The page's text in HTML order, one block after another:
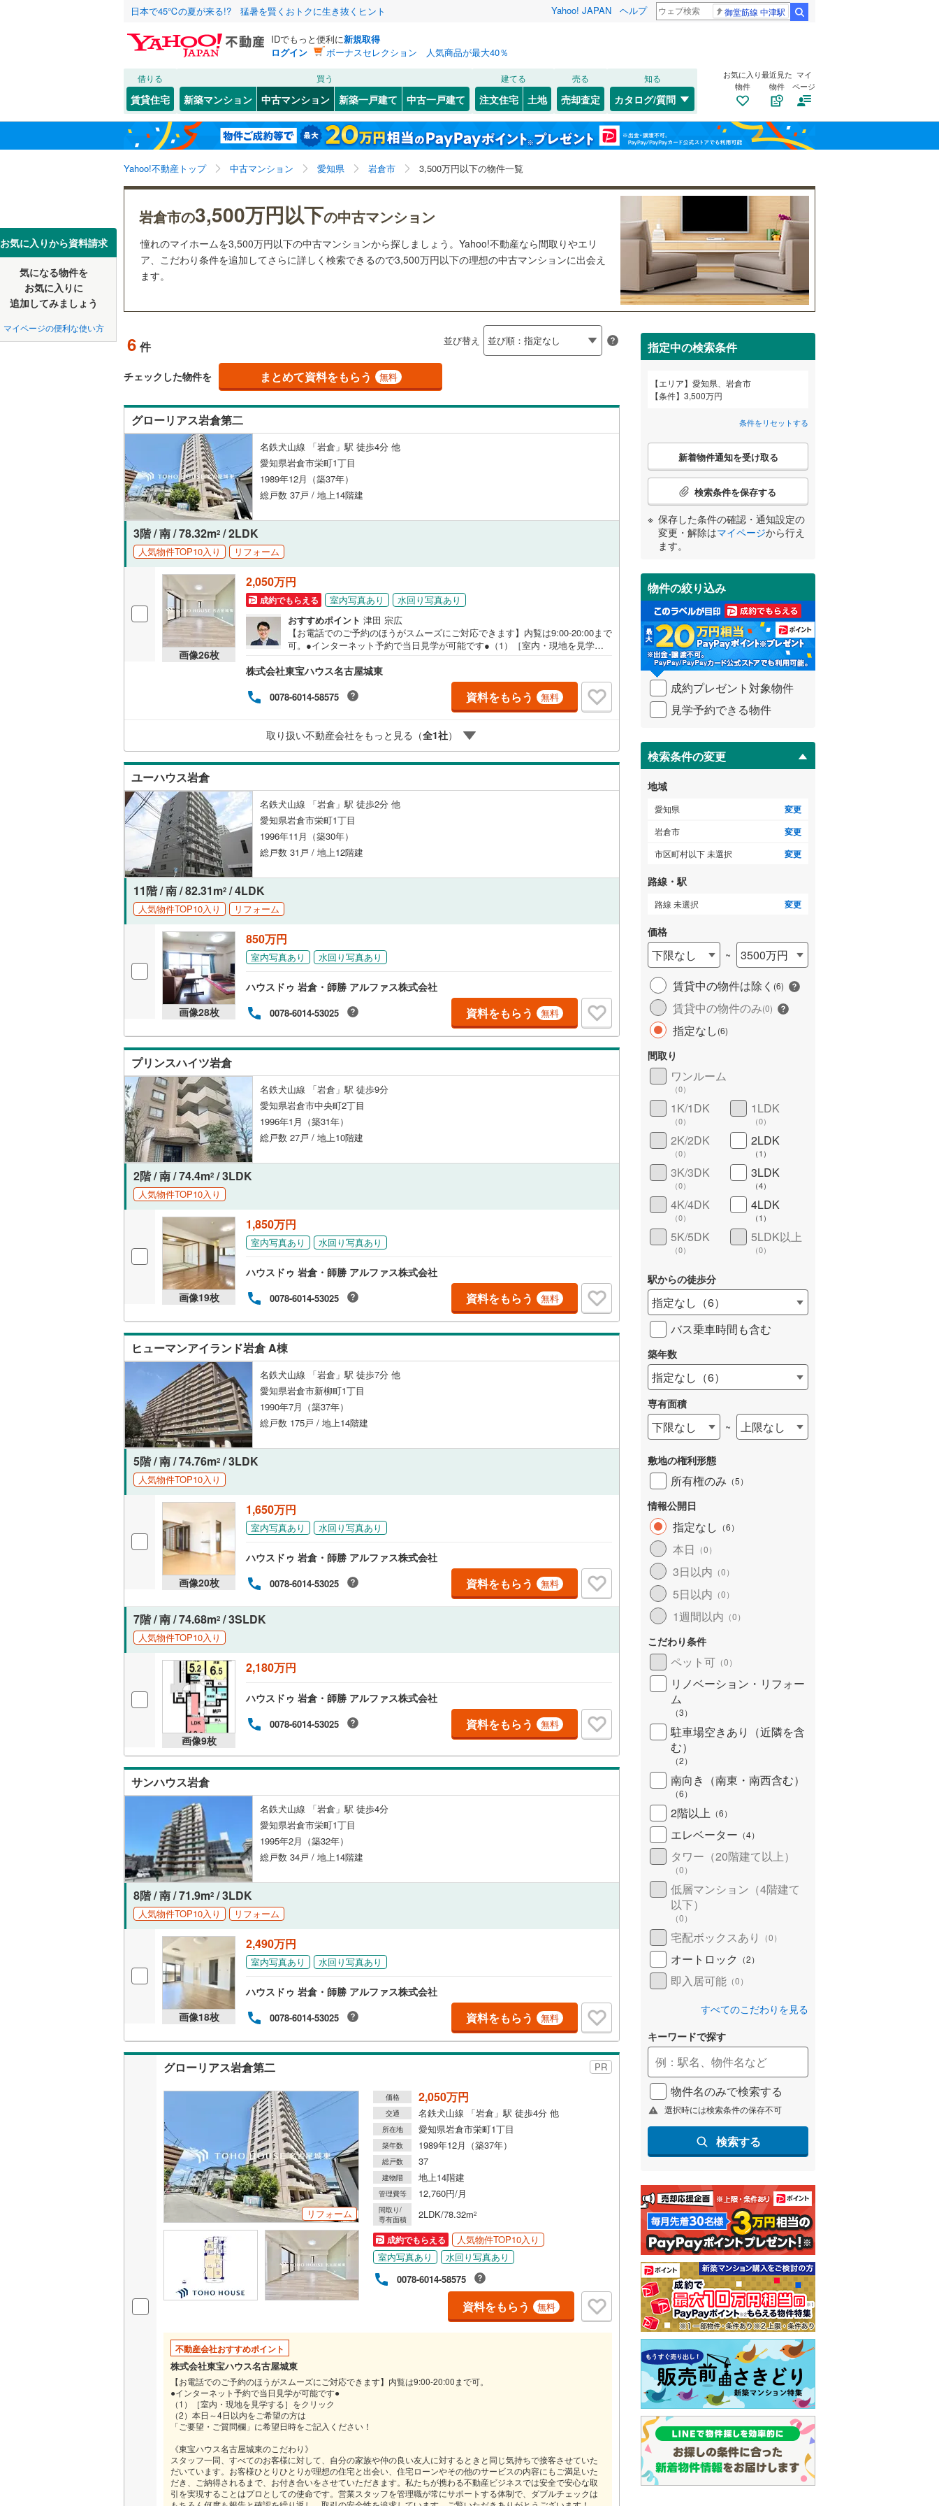
日本で45℃の夏が来る!? 猛暑を賢くおトクに生き抜くヒント Yahoo! JAPAN ヘルプ 御堂筋線 中津駅
IDでもっと便利に新規取得
ログイン
ボーナスセレクション 人気商品が最大40％
借りる
賃貸住宅
買う
新築マンション 中古マンション 新築一戸建て 中古一戸建て
建てる
注文住宅 土地
売る
売却査定
知る
カタログ/質問
お気に入り
物件
最近見た
物件
マイ
ページ
Yahoo!不動産トップ 中古マンション 愛知県 岩倉市 3,500万円以下の物件一覧
お気に入りから資料請求
気になる物件を
お気に入りに
追加してみましょう
マイページの便利な使い方
岩倉市の3,500万円以下の中古マンション
憧れのマイホームを3,500万円以下の中古マンションから探しましょう。Yahoo!不動産なら間取りやエリ
ア、こだわり条件を追加してさらに詳しく検索できるので3,500万円以下の理想の中古マンションに出会え
ます。
6 件 並び替え
チェックした物件を まとめて資料をもらう 無料
グローリアス岩倉第二
名鉄犬山線 「岩倉」駅 徒歩4分 他
愛知県岩倉市栄町1丁目
1989年12月（築37年）
総戸数 37戸 / 地上14階建
3階 / 南 / 78.32m2 / 2LDK
人気物件TOP10入り リフォーム
画像26枚
2,050万円
成約でもらえる 室内写真あり
水回り写真あり
おすすめポイント 津田 宗広
【お電話でのご予約のほうがスムーズにご対応できます】内覧は9:00-20:00まで
可。●インターネット予約で当日見学が可能です●（1）［室内・現地を見学す
望日時をご記入ください！《東宝ハウス名古屋城東のこだわり》スタッフ一
同、すべてのお客様に対して、自分の家族や仲の良い友人に対するときと同じ
気持ちで接客させていただいています。お客様ひとりひとりが理想の住宅と出
会い、住宅ローンやその他のサービスの内容にもご満足いただき、ご納得され
は安全で安心な取引を実現することはプロとしての使命です。営業スタッフを
管理職が常にサポートする体制で、ダブルチェックはもちろん何度も報告と確
株式会社東宝ハウス名古屋城東
0078-6014-58575 資料をもらう 無料
取り扱い不動産会社をもっと見る（全1社）
ユーハウス岩倉
名鉄犬山線 「岩倉」駅 徒歩2分 他
愛知県岩倉市栄町1丁目
1996年11月（築30年）
総戸数 31戸 / 地上12階建
11階 / 南 / 82.31m2 / 4LDK
人気物件TOP10入り リフォーム
画像28枚
850万円
室内写真あり 水回り写真あり
ハウスドゥ 岩倉・師勝 アルファス株式会社
0078-6014-53025 資料をもらう 無料
プリンスハイツ岩倉
名鉄犬山線 「岩倉」駅 徒歩9分
愛知県岩倉市中央町2丁目
1996年1月（築31年）
総戸数 27戸 / 地上10階建
2階 / 南 / 74.4m2 / 3LDK
人気物件TOP10入り
画像19枚
1,850万円
室内写真あり 水回り写真あり
ハウスドゥ 岩倉・師勝 アルファス株式会社
0078-6014-53025 資料をもらう 無料
ヒューマンアイランド岩倉 A棟
名鉄犬山線 「岩倉」駅 徒歩7分 他
愛知県岩倉市新柳町1丁目
1990年7月（築37年）
総戸数 175戸 / 地上14階建
5階 / 南 / 74.76m2 / 3LDK
人気物件TOP10入り
画像20枚
1,650万円
室内写真あり 水回り写真あり
ハウスドゥ 岩倉・師勝 アルファス株式会社
0078-6014-53025 資料をもらう 無料
7階 / 南 / 74.68m2 / 3SLDK
人気物件TOP10入り
画像9枚
2,180万円
ハウスドゥ 岩倉・師勝 アルファス株式会社
0078-6014-53025 資料をもらう 無料
サンハウス岩倉
名鉄犬山線 「岩倉」駅 徒歩4分
愛知県岩倉市栄町1丁目
1995年2月（築32年）
総戸数 34戸 / 地上14階建
8階 / 南 / 71.9m2 / 3LDK
人気物件TOP10入り リフォーム
画像18枚
2,490万円
室内写真あり 水回り写真あり
ハウスドゥ 岩倉・師勝 アルファス株式会社
0078-6014-53025 資料をもらう 無料
グローリアス岩倉第二 PR
リフォーム
価格 2,050万円
交通 名鉄犬山線 「岩倉」駅 徒歩4分 他
所在地 愛知県岩倉市栄町1丁目
築年数 1989年12月（築37年）
総戸数 37
建物階 地上14階建
管理費等 12,760円/月
間取り/
専有面積
2LDK/78.32m2
成約でもらえる
人気物件TOP10入り
室内写真あり
水回り写真あり
0078-6014-58575
資料をもらう 無料
不動産会社おすすめポイント
株式会社東宝ハウス名古屋城東
【お電話でのご予約のほうがスムーズにご対応できます】内覧は9:00-20:00まで可。
●インターネット予約で当日見学が可能です●
（1）［室内・現地を見学する］をクリック
（2）本日～4日以内をご希望の方は
「ご要望・ご質問欄」に希望日時をご記入ください！
《東宝ハウス名古屋城東のこだわり》
スタッフ一同、すべてのお客様に対して、自分の家族や仲の良い友人に対するときと同じ気持ちで接客させていた
だいています。お客様ひとりひとりが理想の住宅と出会い、住宅ローンやその他のサービスの内容にもご満足いた
だき、ご納得されるまで、お付き合いをさせていただきます。私たちが携わる不動産ビジネスでは安全で安心な取
引を実現することはプロとしての使命です。営業スタッフを管理職が常にサポートする体制で、ダブルチェックは
指定中の検索条件
エリア
愛知県、岩倉市
条件
3,500万円
条件をリセットする
こ
検
条
件
受
け
取
る
・
条
件
を
イ
ペ
ジ
に
保
存
す
る
新着物件通知を受け取る
検索条件を保存する
保存した条件の確認・通知設定の
変更・解除はマイページから行え
ます。
物件の絞り込み
成約プレゼント対象物件
見学予約できる物件
検索条件の変更
地域
愛知県 変更
岩倉市 変更
市区町村以下 未選択 変更
路線・駅
路線 未選択 変更
価格
下限なし ~
3500万円
賃貸中の物件は除く (6)
賃貸中の物件のみ(0)
指定なし(6)
間取り
ワンルーム
（0）
1K/1DK
（0）
1LDK
（0）
2K/2DK
（0）
2LDK
（1 ）
3K/3DK
（0）
3LDK
（4）
4K/4DK
（0）
4LDK
（1 ）
5K/5DK
（0）
5LDK以上
（0）
駅からの徒歩分
指定なし （6）
バス乗車時間も含む
築年数
指定なし （6）
専有面積
下限なし ~ 上限なし
敷地の権利形態
所有権のみ （5）
情報公開日
指定なし （6）
本日 （0）
3日以内 （0）
5日以内 （0）
1週間以内 （0）
こだわり条件
ペット可 （0）
リノベーション・リフォー
ム
（3）
駐車場空きあり（近隣を含
む）
（2）
南向き（南東・南西含む）
（6）
2階以上 （6）
エレベーター （4）
タワー（20階建て以上）
（0）
低層マンション（4階建て
以下）
（0）
宅配ボックスあり （0）
オートロック （2）
即入居可能 （0）
すべてのこだわりを見る
キーワードで探す
物件名のみで検索する
選択時には検索条件の保存不可
検索する
北海道 北海道
東北 青森 岩手 宮城 秋田 山形 福島
関東 東京 神奈川 埼玉 千葉
新潟
東海 愛知 岐阜 静岡 三重
近畿 和歌山
中国 鳥取 島根 岡山 広島 山口
高知
福岡 佐賀 長崎 鹿児島
該当物件0 件 条件をリセットする
名古屋市 千種区(102) 東区(50) 北区(44)
西区(29) 中村区(30) 中区(145)
昭和区
(35 ) 瑞穂区(27
中川区 (31)
守山区 (49 名東区(71)
天白区(65 )
かの地域
一宮市(19)
津島市(3) 碧南市(1)
刈谷市(20)
犬山市(0)
稲沢市(8 ) (18)
大府市(12) 知立市(6)
岩倉市(6)
田原市 ( 0)
愛西市
弥富市
あま市(4)
長久手市(16) 愛知郡東郷町 西春日井郡豊山町(1)
丹羽郡大口町(0) 丹羽郡扶桑町(0) 海部郡大治町(4)
海部郡蟹江町(5) 知多郡阿久比町(0)
知多郡東浦町(2 知多郡南知多町 (10) 知多郡美浜町(0)
北設楽郡設楽町(0
北設楽郡東栄町(0) 北設楽郡豊根村
該当物件0 件 条件をリセットする
栄町(3) 新柳町(2) 中央町(1)
該当物件0 件 条件をリセットする
JR 東海道本線(0) 飯田線(0) 中央本線（JR東海）(0)
武豊線(0) 関西本線（JR東海）(0) 東海道新幹線
地下鉄 名古屋市営地下鉄東山線(0) 名古屋市営地下鉄名城線(0) 名古屋市営地下鉄鶴舞線(0)
私鉄・その他 愛知環状鉄道(0) 名古屋臨海高速鉄道あおなみ線(0)
豊橋鉄道東田本線(0) 豊橋鉄道渥美線(0) 愛知高速交通リニモ(0)
名鉄名古屋本線(0 名鉄豊川線 (0 名鉄西尾線(0)
名鉄豊田線(0)
名鉄津島線(0 ) 名鉄尾西線(0)
名鉄犬山線(6 )
近鉄名古屋線(0)
該当物件0 件 条件をリセットする
該当物件0 件 条件をリセットする
こだわり条件 リフォーム、リノベーション
リノベーション・リフォーム
（3）
築古・築30年以上（5）
共用設備
宅配ボックスあり
トランクルーム （ 0 ） バイク置き場（1）
駐車場空きあり（近隣を含む）
オートロック（2） 防犯カメラ（0）
管理・管理規約
24時間有人管理（0）
配置、向き、建ち方、日当たり
2階以上（6）
階下に住戸なし （ 0） 最上階（0）
構造・規模・施工・品質・工法関連
制震構造（0）
（0）
低層マンション（4階建て以
下）（0
立地
最寄りの駅が始発駅（0 ） 小学校まで1km以内（5）
共用施設
コンシェルジュサービス ゲストルーム（0）
床暖房（0） オール電化
ＴＶモニタ付インターホン
（2）
間取り、居室全体
バリアフリー住宅（
LD
リビングダイニング15畳以上
（2）
キッチン
独立型キッチン（0）
浴室
浴室に窓あり（1）
ルーフバルコニー （0） ワイドバルコニー
収納
（0）
即入居可能（0）
オンライン対応
オンライン内見(相談)可 IT重説可（ 6）
オンライン対応とは？ 詳しく見る
該当物件0 件 条件をリセットする
検索条件を保存しました
この検索条件の新着物件通知は、 マイページから設定できます。
保存した条件を見る
愛知県、岩倉市、3,500万円
マイページ
閉じる お気に入りリストを見る
閉じる
閉じる お気に入りリストを見る
閉じる